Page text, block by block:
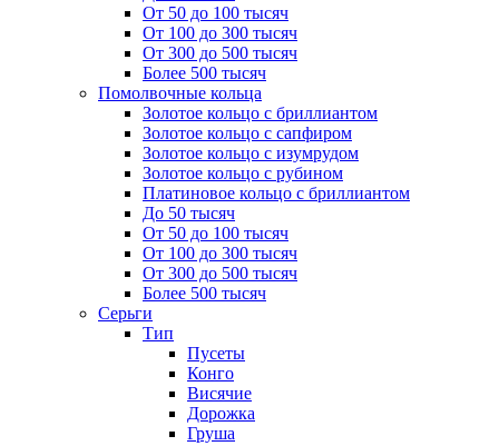
От 50 до 100 тысяч
От 100 до 300 тысяч
От 300 до 500 тысяч
Более 500 тысяч
Помолвочные кольца
Золотое кольцо с бриллиантом
Золотое кольцо с сапфиром
Золотое кольцо с изумрудом
Золотое кольцо с рубином
Платиновое кольцо с бриллиантом
До 50 тысяч
От 50 до 100 тысяч
От 100 до 300 тысяч
От 300 до 500 тысяч
Более 500 тысяч
Серьги
Тип
Пусеты
Конго
Висячие
Дорожка
Груша